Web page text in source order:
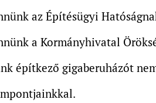
az Építésügyi
a Kormányhivatal
építkező gigaberuházót